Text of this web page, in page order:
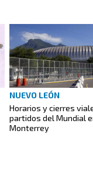
NUEVO LEÓN
Horarios y cierres
partidos del Mundial
Monterrey